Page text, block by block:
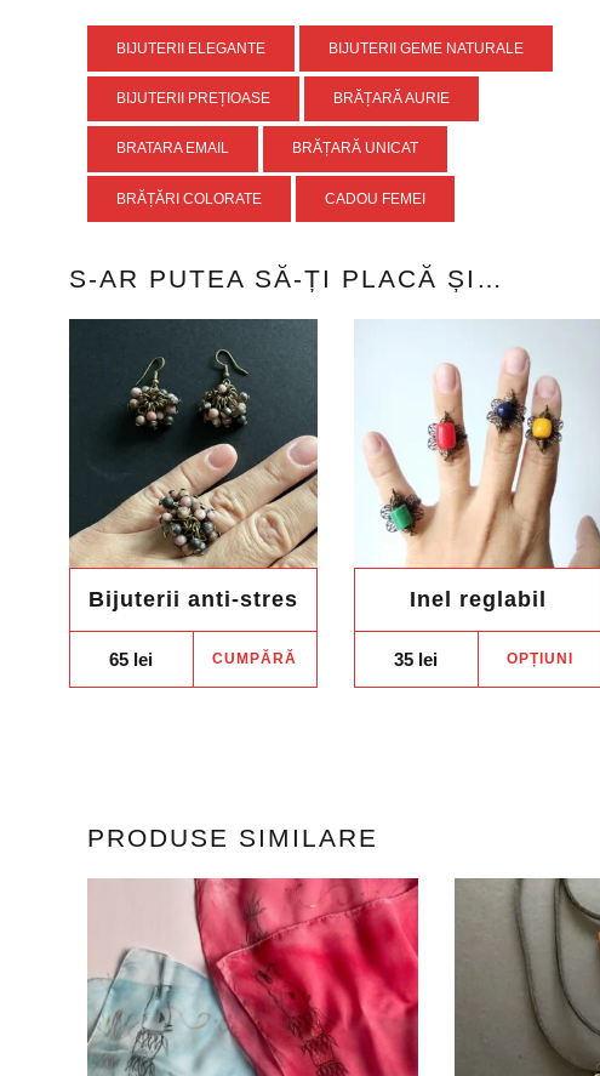
BIJUTERII ELEGANTE BIJUTERII GEME NATURALE
BIJUTERII PREȚIOASE BRĂȚARĂ AURIE
BRATARA EMAIL BRĂȚARĂ UNICAT
BRĂȚĂRI COLORATE CADOU FEMEI
S-AR PUTEA SĂ-ȚI PLACĂ ȘI…
Bijuterii anti-stres
65 lei CUMPĂRĂ
Inel reglabil
35 lei OPȚIUNI
PRODUSE SIMILARE